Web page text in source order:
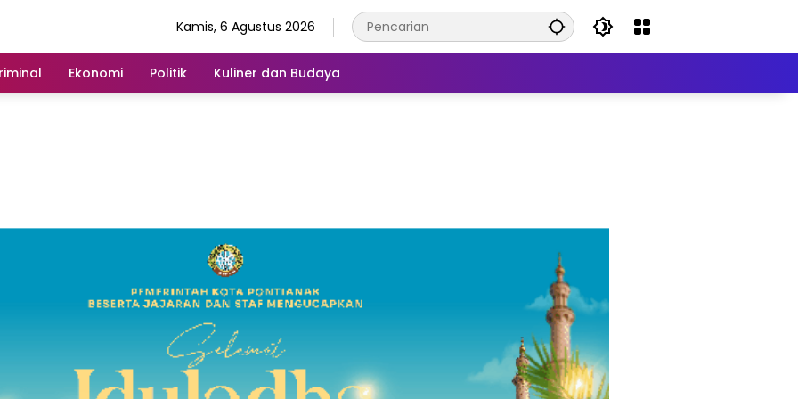
Kamis, 6 Agustus 2026
Ekonomi Politik Kuliner dan Budaya